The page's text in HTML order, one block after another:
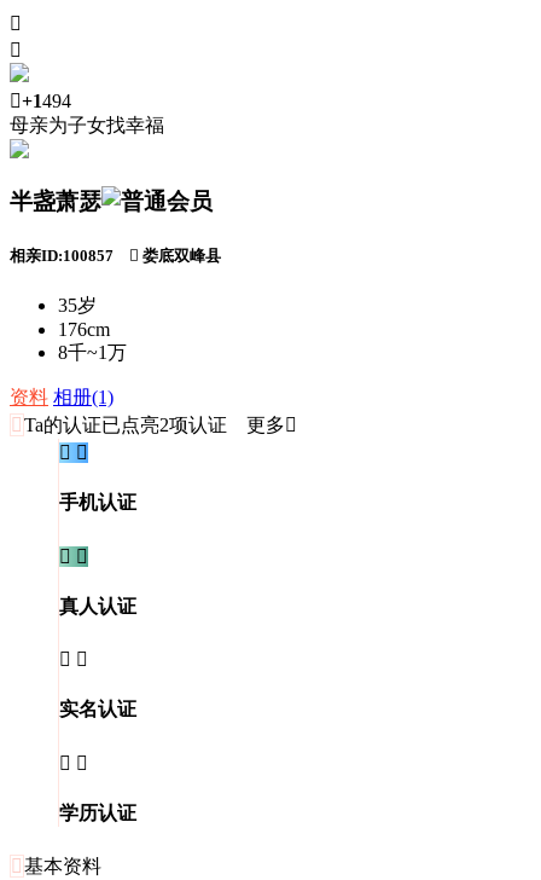


+1494
母亲为子女找幸福
半盏萧瑟
相亲ID:100857  娄底双峰县
35岁
176cm
8千~1万
资料 相册(1)
 Ta的认证已点亮2项认证 更多
 
手机认证
 
真人认证
 
实名认证
 
学历认证
 基本资料